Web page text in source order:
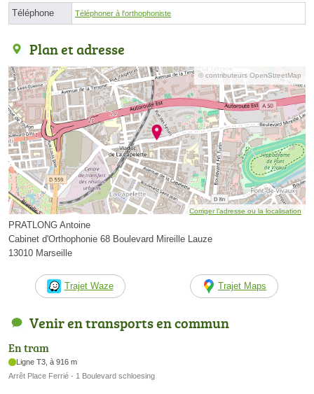
Téléphone Téléphoner à l'orthophoniste
Plan et adresse
© contributeurs OpenStreetMap
Corriger l’adresse ou la localisation
PRATLONG Antoine
Cabinet d'Orthophonie 68 Boulevard Mireille Lauze
13010 Marseille
Trajet Waze Trajet Maps
Venir en transports en commun
En tram
Ligne T3, à 916 m
Arrêt Place Ferrié - 1 Boulevard schloesing